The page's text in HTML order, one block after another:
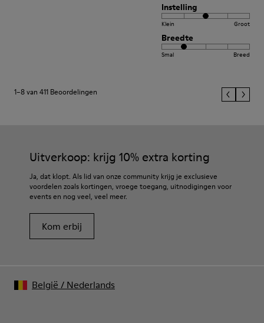
Instelling
Klein Groot
Breedte
Smal Breed
1–8 van 411 Beoordelingen
Uitverkoop: krijg 10% extra korting
Ja, dat klopt. Als lid van onze community krijg je exclusieve
voordelen zoals kortingen, vroege toegang, uitnodigingen voor
events en nog veel, veel meer.
Kom erbij
België / Nederlands